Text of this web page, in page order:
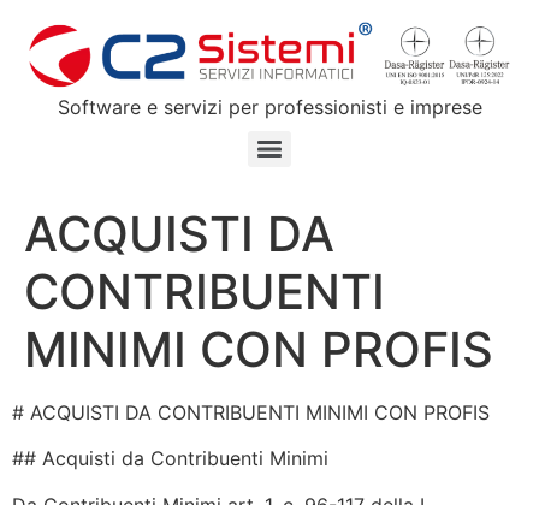
Software e servizi per professionisti e imprese
ACQUISTI DA
CONTRIBUENTI
MINIMI CON PROFIS
# ACQUISTI DA CONTRIBUENTI MINIMI CON PROFIS
## Acquisti da Contribuenti Minimi